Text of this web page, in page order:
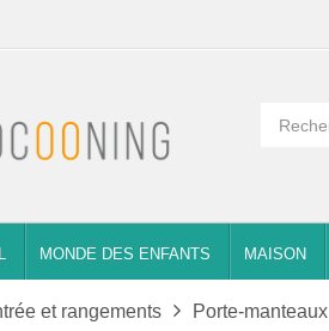
MONDE DES ENFANTS MAISON
et rangements Porte-manteaux